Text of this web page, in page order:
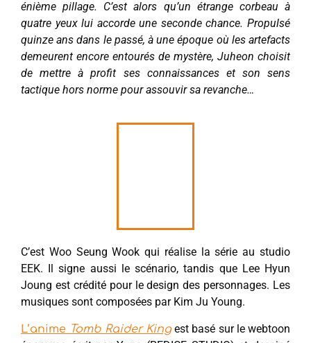
énième pillage. C’est alors qu’un étrange corbeau à
quatre yeux lui accorde une seconde chance. Propulsé
quinze ans dans le passé, à une époque où les artefacts
demeurent encore entourés de mystère, Juheon choisit
de mettre à profit ses connaissances et son sens
tactique hors norme pour assouvir sa revanche…
C’est Woo Seung Wook qui réalise la série au studio
EEK. Il signe aussi le scénario, tandis que Lee Hyun
Joung est crédité pour le design des personnages. Les
musiques sont composées par Kim Ju Young.
L’anime Tomb Raider Kingest basé sur le webtoon